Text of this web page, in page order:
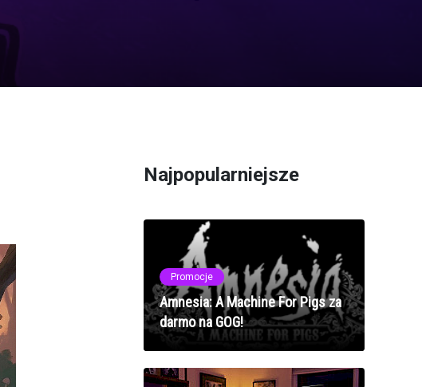
Najpopularniejsze
Promocje
Amnesia: A Machine For Pigs za
darmo na GOG!